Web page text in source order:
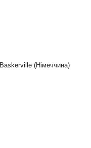
Baskerville (Німеччина)